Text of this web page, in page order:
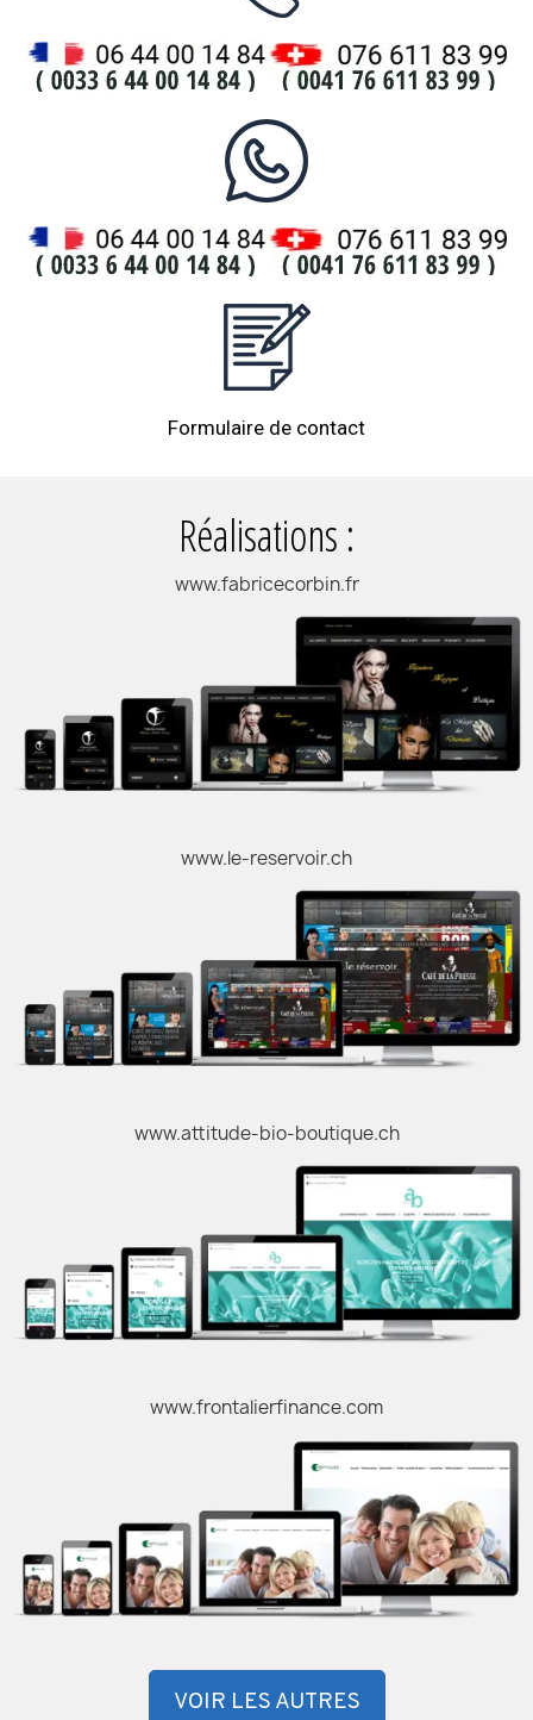
Formulaire de contact
Réalisations :
www.fabricecorbin.fr
www.le-reservoir.ch
www.attitude-bio-boutique.ch
www.frontalierfinance.com
VOIR LES AUTRES